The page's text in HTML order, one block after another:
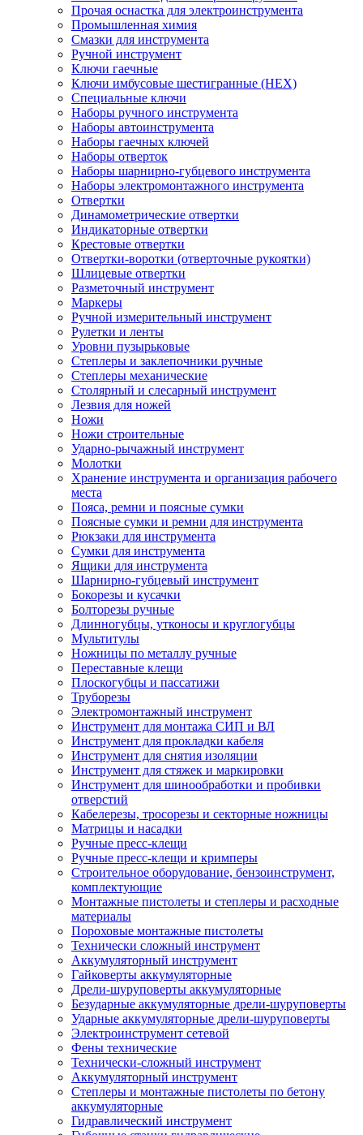
Прочая оснастка для электроинструмента
Промышленная химия
Смазки для инструмента
Ручной инструмент
Ключи гаечные
Ключи имбусовые шестигранные (HEX)
Специальные ключи
Наборы ручного инструмента
Наборы автоинструмента
Наборы гаечных ключей
Наборы отверток
Наборы шарнирно-губцевого инструмента
Наборы электромонтажного инструмента
Отвертки
Динамометрические отвертки
Индикаторные отвертки
Крестовые отвертки
Отвертки-воротки (отверточные рукоятки)
Шлицевые отвертки
Разметочный инструмент
Маркеры
Ручной измерительный инструмент
Рулетки и ленты
Уровни пузырьковые
Степлеры и заклепочники ручные
Степлеры механические
Столярный и слесарный инструмент
Лезвия для ножей
Ножи
Ножи строительные
Ударно-рычажный инструмент
Молотки
Хранение инструмента и организация рабочего
места
Пояса, ремни и поясные сумки
Поясные сумки и ремни для инструмента
Рюкзаки для инструмента
Сумки для инструмента
Ящики для инструмента
Шарнирно-губцевый инструмент
Бокорезы и кусачки
Болторезы ручные
Длинногубцы, утконосы и круглогубцы
Мультитулы
Ножницы по металлу ручные
Переставные клещи
Плоскогубцы и пассатижи
Труборезы
Электромонтажный инструмент
Инструмент для монтажа СИП и ВЛ
Инструмент для прокладки кабеля
Инструмент для снятия изоляции
Инструмент для стяжек и маркировки
Инструмент для шинообработки и пробивки
отверстий
Кабелерезы, тросорезы и секторные ножницы
Матрицы и насадки
Ручные пресс-клещи
Ручные пресс-клещи и кримперы
Строительное оборудование, бензоинструмент,
комплектующие
Монтажные пистолеты и степлеры и расходные
материалы
Пороховые монтажные пистолеты
Технически сложный инструмент
Аккумуляторный инструмент
Гайковерты аккумуляторные
Дрели-шуруповерты аккумуляторные
Безударные аккумуляторные дрели-шуруповерты
Ударные аккумуляторные дрели-шуруповерты
Электроинструмент сетевой
Фены технические
Технически-сложный инструмент
Аккумуляторный инструмент
Степлеры и монтажные пистолеты по бетону
аккумуляторные
Гидравлический инструмент